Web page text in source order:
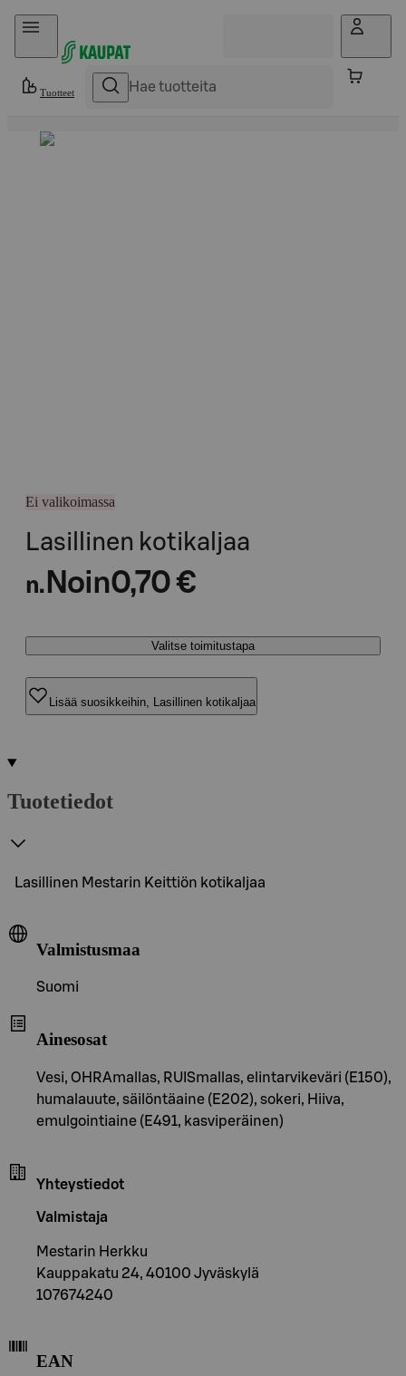
Hyppää sisältöön
Tuotteet
Ei valikoimassa
Lasillinen kotikaljaa
n. Noin0,70 €
Valitse toimitustapa
Lisää suosikkeihin, Lasillinen kotikaljaa
Tuotetiedot
Lasillinen Mestarin Keittiön kotikaljaa
Valmistusmaa
Suomi
Ainesosat
Vesi, OHRAmallas, RUISmallas, elintarvikeväri (E150),
humalauute, säilöntäaine (E202), sokeri, Hiiva,
emulgointiaine (E491, kasviperäinen)
Yhteystiedot
Valmistaja
Mestarin Herkku
Kauppakatu 24, 40100 Jyväskylä
107674240
EAN